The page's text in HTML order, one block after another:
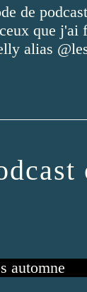
de
que j'ai
alias